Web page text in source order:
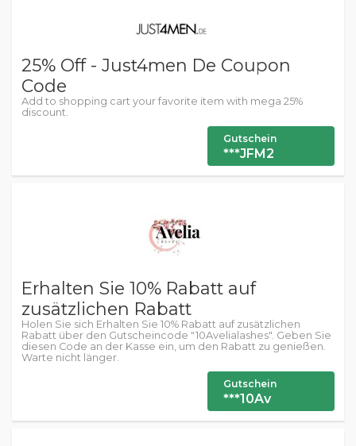
25% Off - Just4men De Coupon
Code
Add to shopping cart your favorite item with mega 25%
discount.
Gutschein
***JFM2
Erhalten Sie 10% Rabatt auf
zusätzlichen Rabatt
Holen Sie sich Erhalten Sie 10% Rabatt auf zusätzlichen
Rabatt über den Gutscheincode "10Avelialashes". Geben Sie
diesen Code an der Kasse ein, um den Rabatt zu genießen.
Warte nicht länger.
Gutschein
***10Av